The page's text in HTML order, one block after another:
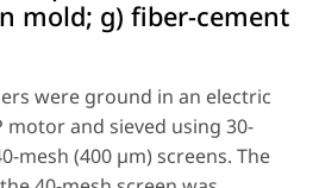
mold; g) fiber-cement
were ground in an electric
motor and sieved using 30-
mesh (400 µm) screens. The